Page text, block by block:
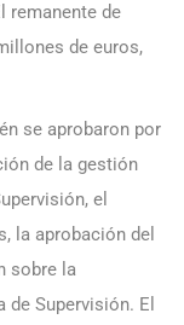
remanente de
de euros,
se aprobaron por
de la gestión
el
la aprobación del
sobre la
Supervisión. El